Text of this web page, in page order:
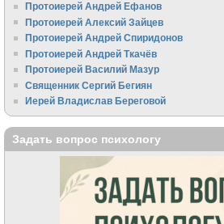
Протоиерей Андрей Ефанов
Протоиерей Алексий Зайцев
Протоиерей Андрей Спиридонов
Протоиерей Андрей Ткачёв
Протоиерей Василий Мазур
Священник Сергий Бегиян
Иерей Владислав Береговой
Задать вопрос психологу